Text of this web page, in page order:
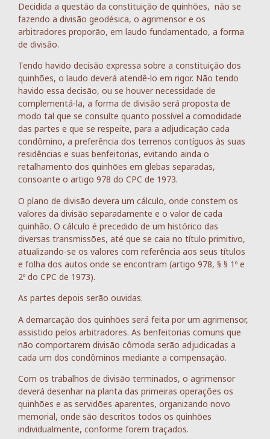
Decidida a questão da constituição de quinhões, não se
fazendo a divisão geodésica, o agrimensor e os
arbitradores proporão, em laudo fundamentado, a forma
de divisão.
Tendo havido decisão expressa sobre a constituição dos
quinhões, o laudo deverá atendê-lo em rigor. Não tendo
havido essa decisão, ou se houver necessidade de
complementá-la, a forma de divisão será proposta de
modo tal que se consulte quanto possível a comodidade
das partes e que se respeite, para a adjudicação cada
condômino, a preferência dos terrenos contíguos às suas
residências e suas benfeitorias, evitando ainda o
retalhamento dos quinhões em glebas separadas,
consoante o artigo 978 do CPC de 1973.
O plano de divisão devera um cálculo, onde constem os
valores da divisão separadamente e o valor de cada
quinhão. O cálculo é precedido de um histórico das
diversas transmissões, até que se caia no título primitivo,
atualizando-se os valores com referência aos seus títulos
e folha dos autos onde se encontram (artigo 978, § § 1º e
2º do CPC de 1973).
As partes depois serão ouvidas.
A demarcação dos quinhões será feita por um agrimensor,
assistido pelos arbitradores. As benfeitorias comuns que
não comportarem divisão cômoda serão adjudicadas a
cada um dos condôminos mediante a compensação.
Com os trabalhos de divisão terminados, o agrimensor
deverá desenhar na planta das primeiras operações os
quinhões e as servidões aparentes, organizando novo
memorial, onde são descritos todos os quinhões
individualmente, conforme forem traçados.